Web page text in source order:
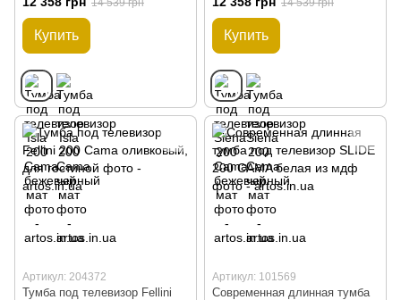
14 539 грн
Купить
14 539 грн
Купить
Артикул: 204372
Тумба под телевизор Fellini
Артикул: 101569
Современная длинная тумба